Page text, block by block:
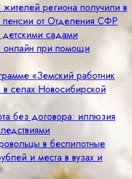
региона получили в
пенсии от Отделения СФР
садами
онлайн при помощи
«Земский работник
в селах Новосибирской
без договора: иллюзия
в беспилотные
и места в вузах и